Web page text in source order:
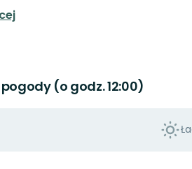
(o godz. 12:00)